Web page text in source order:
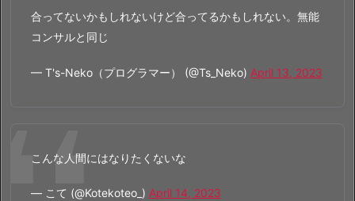
合ってないかもしれないけど合ってるかもしれない。無能
コンサルと同じ
— T's-Neko（プログラマー） (@Ts_Neko) April 13, 2023
こんな人間にはなりたくないな
— こて (@Kotekoteo_) April 14, 2023